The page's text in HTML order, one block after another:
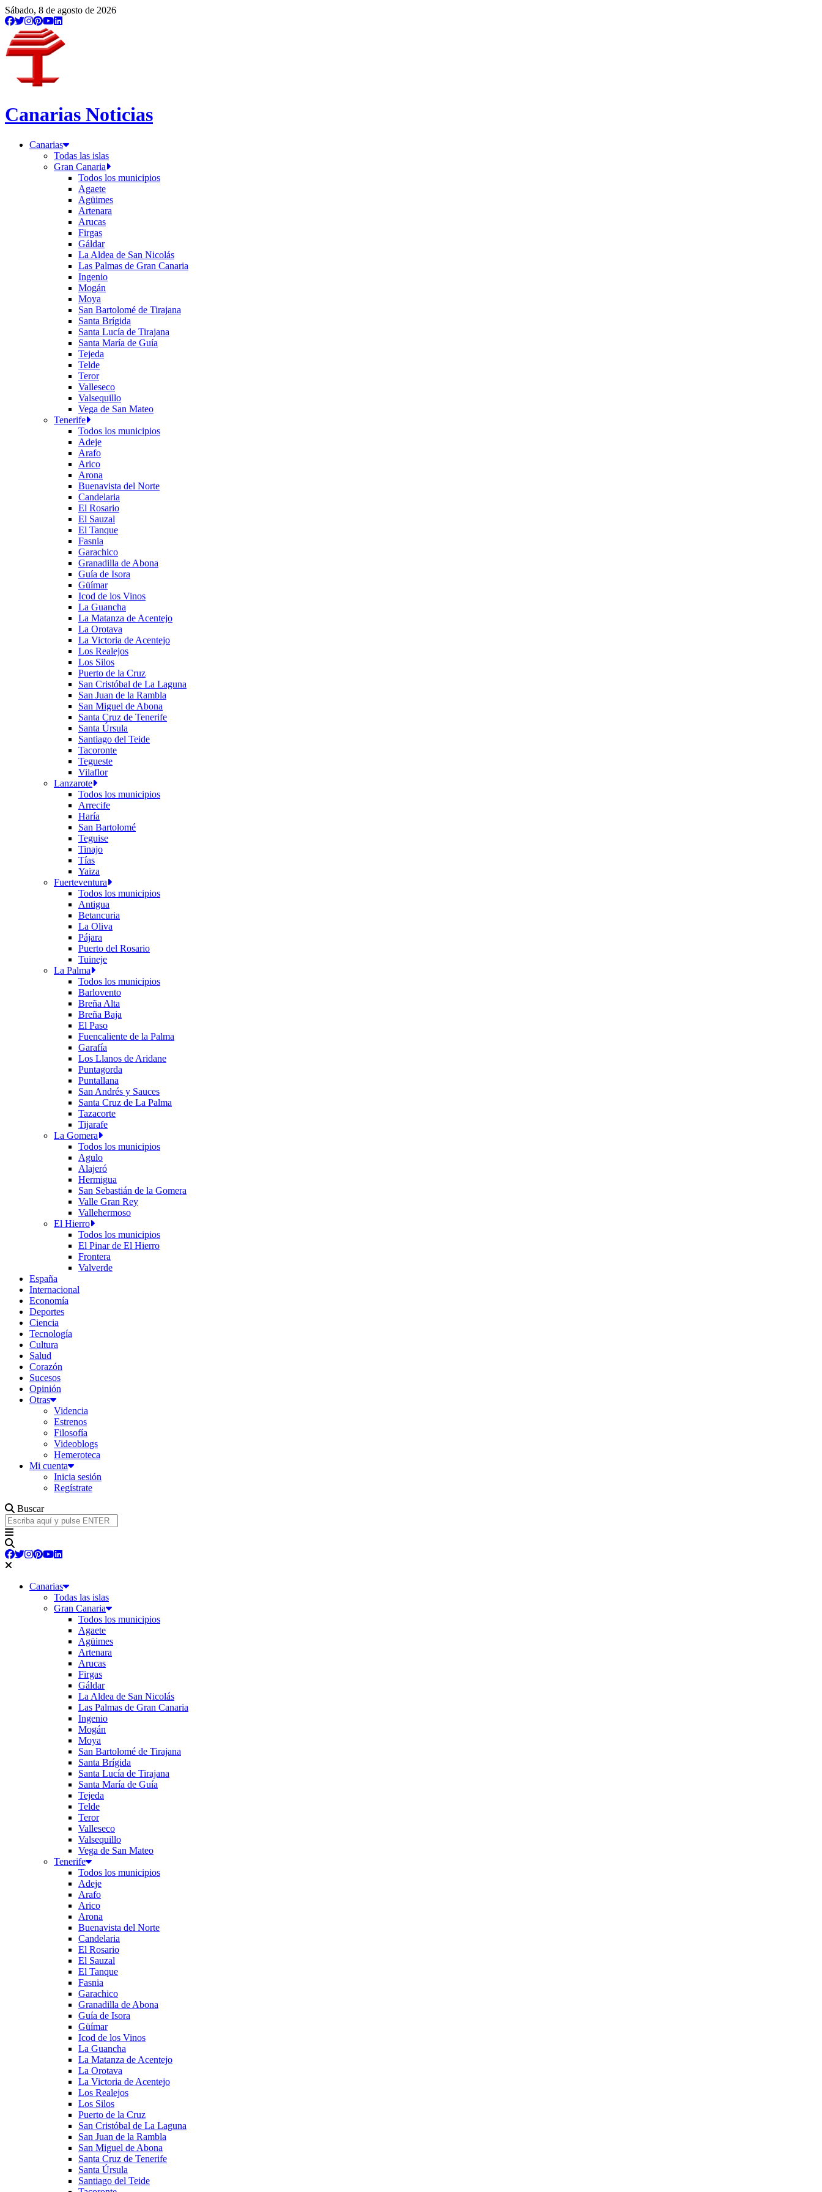
Sábado, 8 de agosto de 2026
Canarias Noticias
Canarias
Todas las islas
Gran Canaria
Todos los municipios
Agaete
Agüimes
Artenara
Arucas
Firgas
Gáldar
La Aldea de San Nicolás
Las Palmas de Gran Canaria
Ingenio
Mogán
Moya
San Bartolomé de Tirajana
Santa Brígida
Santa Lucía de Tirajana
Santa María de Guía
Tejeda
Telde
Teror
Valleseco
Valsequillo
Vega de San Mateo
Tenerife
Todos los municipios
Adeje
Arafo
Arico
Arona
Buenavista del Norte
Candelaria
El Rosario
El Sauzal
El Tanque
Fasnia
Garachico
Granadilla de Abona
Guía de Isora
Güímar
Icod de los Vinos
La Guancha
La Matanza de Acentejo
La Orotava
La Victoria de Acentejo
Los Realejos
Los Silos
Puerto de la Cruz
San Cristóbal de La Laguna
San Juan de la Rambla
San Miguel de Abona
Santa Cruz de Tenerife
Santa Úrsula
Santiago del Teide
Tacoronte
Tegueste
Vilaflor
Lanzarote
Todos los municipios
Arrecife
Haría
San Bartolomé
Teguise
Tinajo
Tías
Yaiza
Fuerteventura
Todos los municipios
Antigua
Betancuria
La Oliva
Pájara
Puerto del Rosario
Tuineje
La Palma
Todos los municipios
Barlovento
Breña Alta
Breña Baja
El Paso
Fuencaliente de la Palma
Garafía
Los Llanos de Aridane
Puntagorda
Puntallana
San Andrés y Sauces
Santa Cruz de La Palma
Tazacorte
Tijarafe
La Gomera
Todos los municipios
Agulo
Alajeró
Hermigua
San Sebastián de la Gomera
Valle Gran Rey
Vallehermoso
El Hierro
Todos los municipios
El Pinar de El Hierro
Frontera
Valverde
España
Internacional
Economía
Deportes
Ciencia
Tecnología
Cultura
Salud
Corazón
Sucesos
Opinión
Otras
Videncia
Estrenos
Filosofía
Videoblogs
Hemeroteca
Mi cuenta
Inicia sesión
Regístrate
Buscar
Canarias
Todas las islas
Gran Canaria
Todos los municipios
Agaete
Agüimes
Artenara
Arucas
Firgas
Gáldar
La Aldea de San Nicolás
Las Palmas de Gran Canaria
Ingenio
Mogán
Moya
San Bartolomé de Tirajana
Santa Brígida
Santa Lucía de Tirajana
Santa María de Guía
Tejeda
Telde
Teror
Valleseco
Valsequillo
Vega de San Mateo
Tenerife
Todos los municipios
Adeje
Arafo
Arico
Arona
Buenavista del Norte
Candelaria
El Rosario
El Sauzal
El Tanque
Fasnia
Garachico
Granadilla de Abona
Guía de Isora
Güímar
Icod de los Vinos
La Guancha
La Matanza de Acentejo
La Orotava
La Victoria de Acentejo
Los Realejos
Los Silos
Puerto de la Cruz
San Cristóbal de La Laguna
San Juan de la Rambla
San Miguel de Abona
Santa Cruz de Tenerife
Santa Úrsula
Santiago del Teide
/etiqueta/tarifas-del-agua